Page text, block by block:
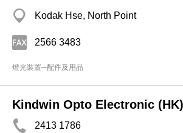
Kodak Hse, North Point
2566 3483
燈光裝置─配件及用品
Kindwin Opto Electronic
2413 1786